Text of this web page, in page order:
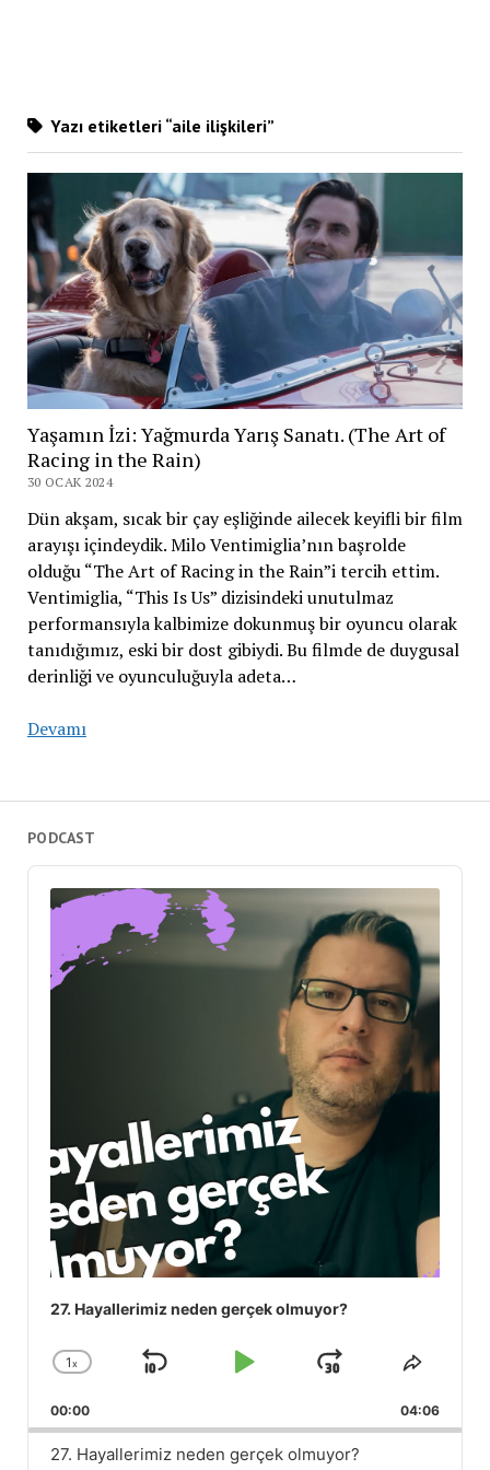
Yazı etiketleri “aile ilişkileri”
Yaşamın İzi: Yağmurda Yarış Sanatı. (The Art of
Racing in the Rain)
30 OCAK 2024
Dün akşam, sıcak bir çay eşliğinde ailecek keyifli bir film
arayışı içindeydik. Milo Ventimiglia’nın başrolde
olduğu “The Art of Racing in the Rain”i tercih ettim.
Ventimiglia, “This Is Us” dizisindeki unutulmaz
performansıyla kalbimize dokunmuş bir oyuncu olarak
tanıdığımız, eski bir dost gibiydi. Bu filmde de duygusal
derinliği ve oyunculuğuyla adeta…
Devamı
PODCAST
Audio
Player
27. Hayallerimiz neden gerçek olmuyor?
Change
Rate
1x
Skip
Play
Jump
Forward
Share
00:00 04:06
27. Hayallerimiz neden gerçek olmuyor?